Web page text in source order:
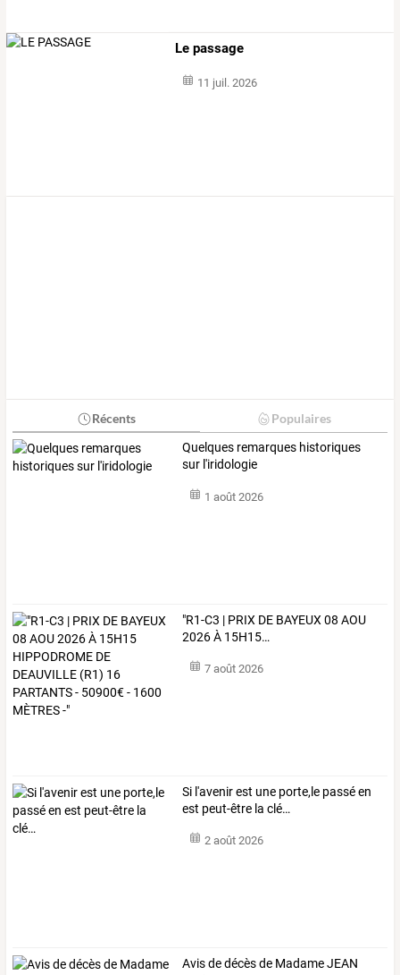
Le passage
11 juil. 2026
Récents Populaires
Quelques remarques historiques
sur l'iridologie
1 août 2026
"R1-C3 | PRIX DE BAYEUX 08 AOU
2026À 15H15…
7 août 2026
Si l'avenir est une porte,le passé en
est peut-être la clé…
2 août 2026
Avis de décès de Madame JEAN